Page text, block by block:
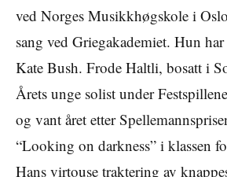
ved Norges Musikkhøgskole i
sang ved Griegakademiet. Hun
Kate Bush. Frode Haltli, bosatt i
Årets unge solist under
og vant året etter
“Looking on darkness” i klassen
Hans virtouse traktering av